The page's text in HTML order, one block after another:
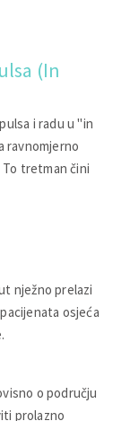
(In
i radu u "in
ravnomjerno
To tretman čini
nježno prelazi
osjeća
o području
prolazno